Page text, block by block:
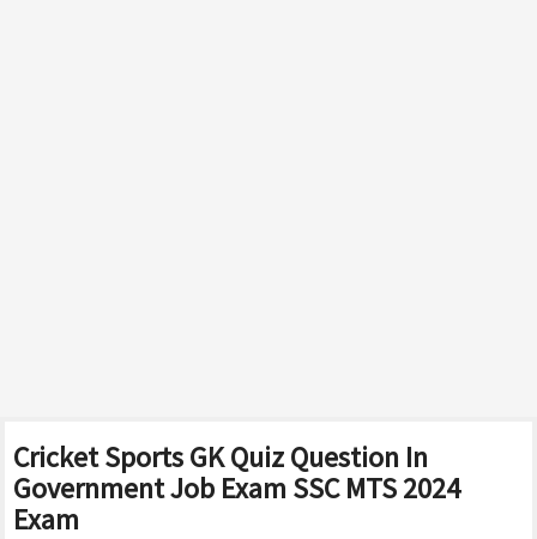
Cricket Sports GK Quiz Question In
Government Job Exam SSC MTS 2024
Exam